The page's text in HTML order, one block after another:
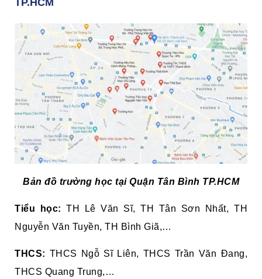
TP.HCM
Bản đồ trường học tại Quận Tân Bình TP.HCM
Tiểu học:TH Lê Văn Sĩ, TH Tân Sơn Nhất, TH
Nguyễn Văn Tuyền, TH Bình Giã,…
THCS: THCS Ngỗ Sĩ Liên, THCS Trần Văn Đang,
THCS Quang Trung,…